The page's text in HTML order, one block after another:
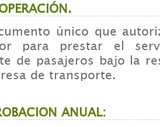
único que
para prestar el
de pasajeros bajo la
de transporte.
ANUAL: